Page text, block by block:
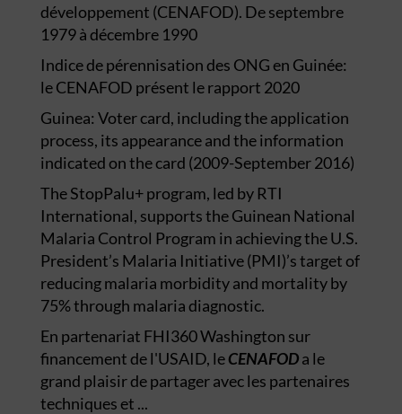
développement (CENAFOD). De septembre
1979 à décembre 1990
Indice de pérennisation des ONG en Guinée:
le CENAFOD présent le rapport 2020
Guinea: Voter card, including the application
process, its appearance and the information
indicated on the card (2009-September 2016)
The StopPalu+ program, led by RTI
International, supports the Guinean National
Malaria Control Program in achieving the U.S.
President’s Malaria Initiative (PMI)’s target of
reducing malaria morbidity and mortality by
75% through malaria diagnostic.
En partenariat FHI360 Washington sur
financement de l'USAID, leCENAFODa le
grand plaisir de partager avec les partenaires
techniques et ...